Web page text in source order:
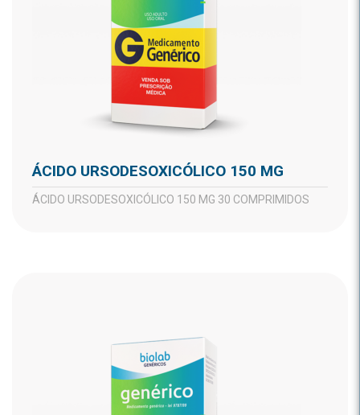
ÁCIDO URSODESOXICÓLICO 150 MG
ÁCIDO URSODESOXICÓLICO 150 MG 30 COMPRIMIDOS